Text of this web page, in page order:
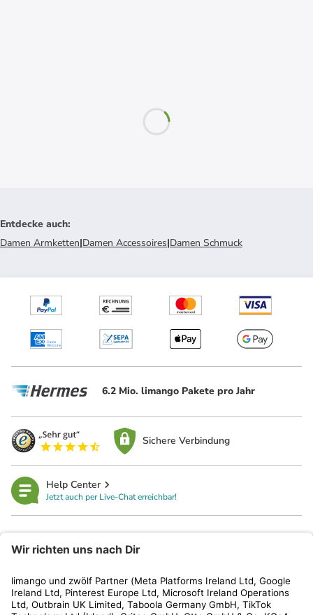
Entdecke auch:
Damen Armketten|Damen Accessoires|Damen Schmuck
6.2 Mio. limango Pakete pro Jahr
Sichere Verbindung
Help Center
Jetzt auch per Live-Chat erreichbar!
Kundenservice